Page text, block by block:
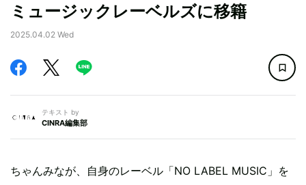
ミュージックレーベルズに移籍
2025.04.02 Wed
テキスト by
CINRA編集部
ちゃんみなが、自身のレーベル「NO LABEL MUSIC」を